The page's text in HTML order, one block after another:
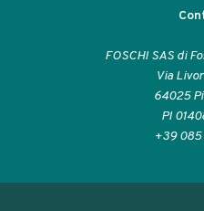
FOSCHI SAS di
Via
64025
PI
+39